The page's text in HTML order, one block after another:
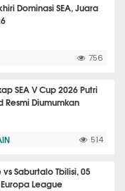
Dominasi SEA, Juara
756
SEA V Cup 2026 Putri
Resmi Diumumkan
514
Saburtalo Tbilisi, 05
League